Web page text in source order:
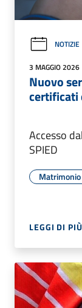
NOTIZIE
3 MAGGIO 2026
Nuovo
certificati
Accesso
SPIED
Matrimonio
LEGGI DI PIÙ